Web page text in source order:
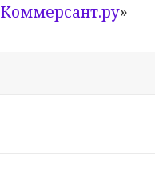
Коммерсант.ру»